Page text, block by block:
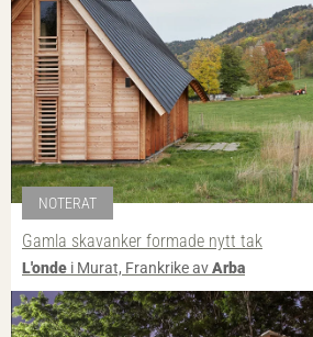
NOTERAT
Gamla skavanker formade nytt tak
L'onde i Murat, Frankrike avArba